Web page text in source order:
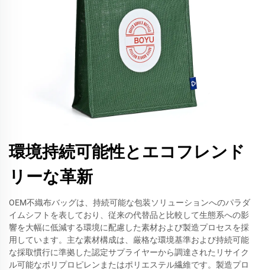
環境持続可能性とエコフレンド
リーな革新
OEM不織布バッグは、持続可能な包装ソリューションへのパラダ
イムシフトを表しており、従来の代替品と比較して生態系への影
響を大幅に低減する環境に配慮した素材および製造プロセスを採
用しています。主な素材構成は、厳格な環境基準および持続可能
な採取慣行に準拠した認定サプライヤーから調達されたリサイク
ル可能なポリプロピレンまたはポリエステル繊維です。製造プロ